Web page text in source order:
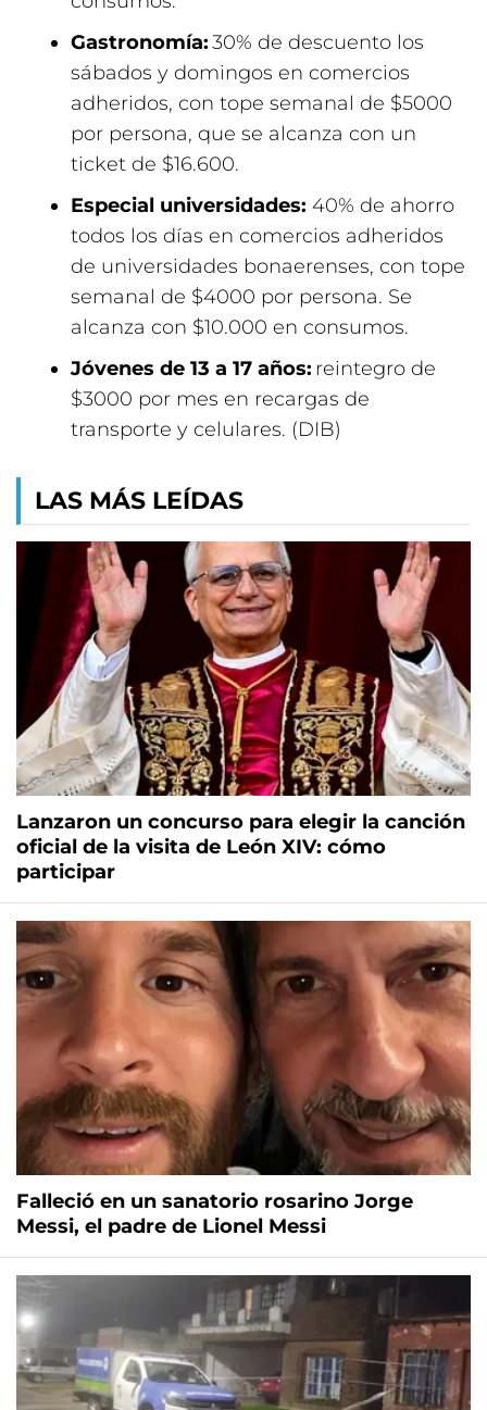
Gastronomía:30% de descuento los
sábados y domingos en comercios
adheridos, con tope semanal de $5000
por persona, que se alcanza con un
ticket de $16.600.
Especial universidades: 40% de ahorro
todos los días en comercios adheridos
de universidades bonaerenses, con tope
semanal de $4000 por persona. Se
alcanza con $10.000 en consumos.
Jóvenes de 13 a 17 años: reintegro de
$3000 por mes en recargas de
transporte y celulares. (DIB)
LAS MÁS LEÍDAS
Lanzaron un concurso para elegir la canción
oficial de la visita de León XIV: cómo
participar
Falleció en un sanatorio rosarino Jorge
Messi, el padre de Lionel Messi